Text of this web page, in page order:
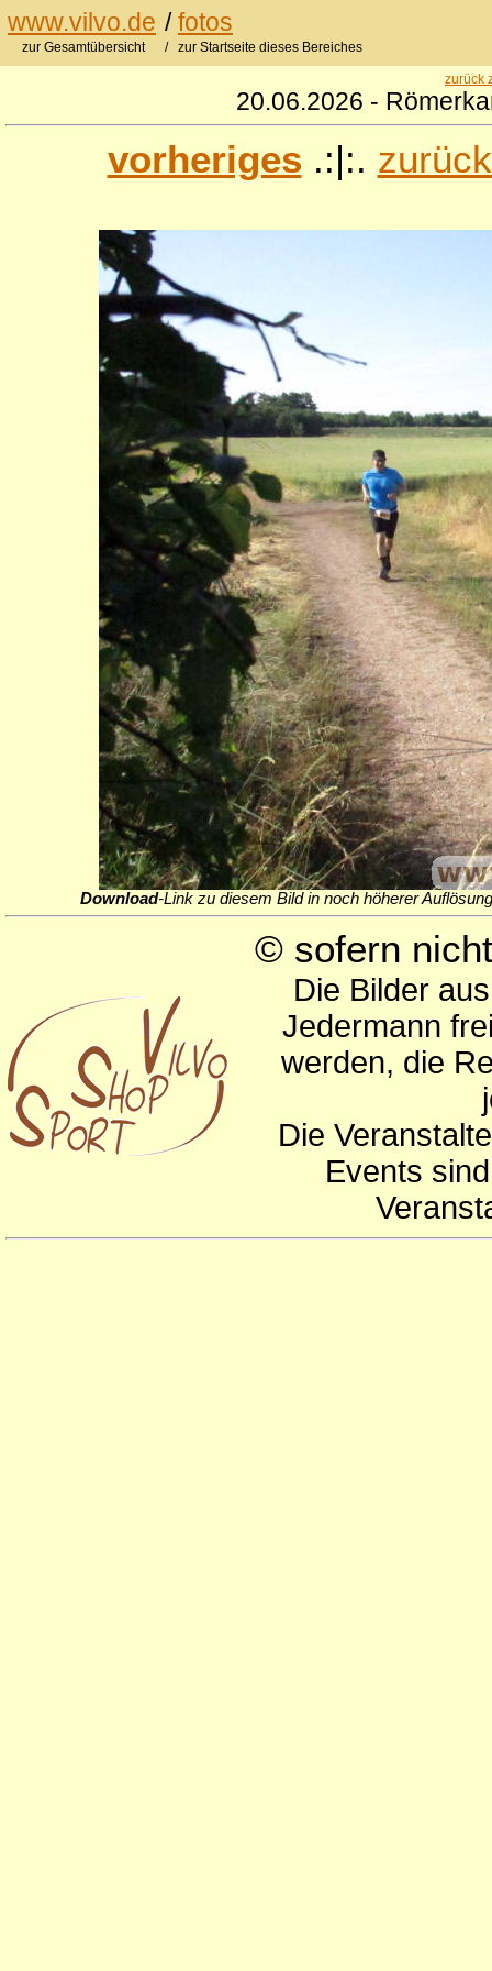
www.vilvo.de /fotos
zur Gesamtübersicht / zur Startseite dieses Bereiches
zurück
20.06.2026 -
vorheriges .:|:.
Download-Link zu diesem Bild in noch höherer
© sofern
Die Bilder
Jedermann
werden, die
Die
Events